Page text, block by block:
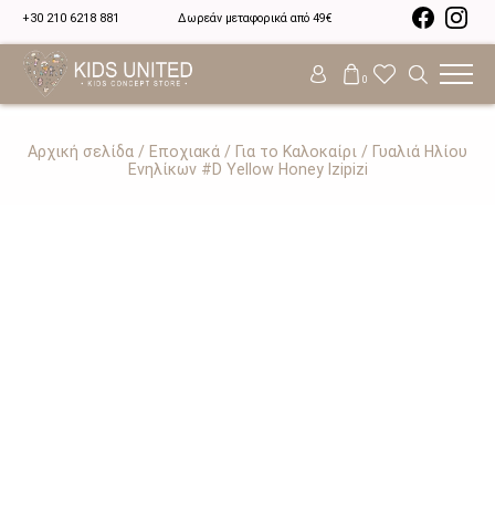
+30 210 6218 881 Δωρεάν μεταφορικά από 49€
0
Αρχική σελίδα / Εποχιακά / Για το Καλοκαίρι / Γυαλιά Ηλίου
Ενηλίκων #D Yellow Honey Izipizi